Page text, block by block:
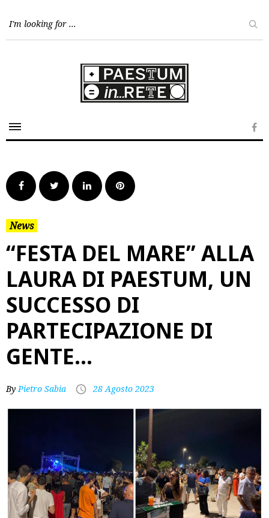
FacebookTwitter LinkedInPinterest
News
“FESTA DEL MARE” ALLA
LAURA DI PAESTUM, UN
SUCCESSO DI
PARTECIPAZIONE DI
GENTE…
ByPietro Sabia 28 Agosto 2023